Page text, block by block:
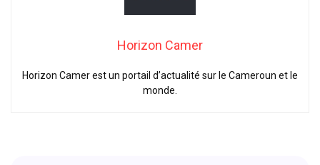
Horizon Camer
Horizon Camer est un portail d’actualité sur le Cameroun et le
monde.